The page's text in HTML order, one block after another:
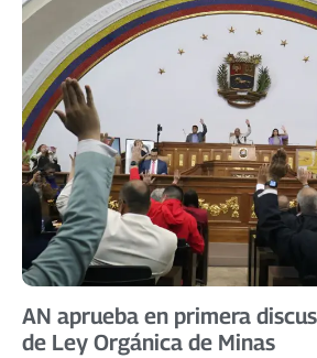
AN aprueba en primera
de Ley Orgánica de Minas